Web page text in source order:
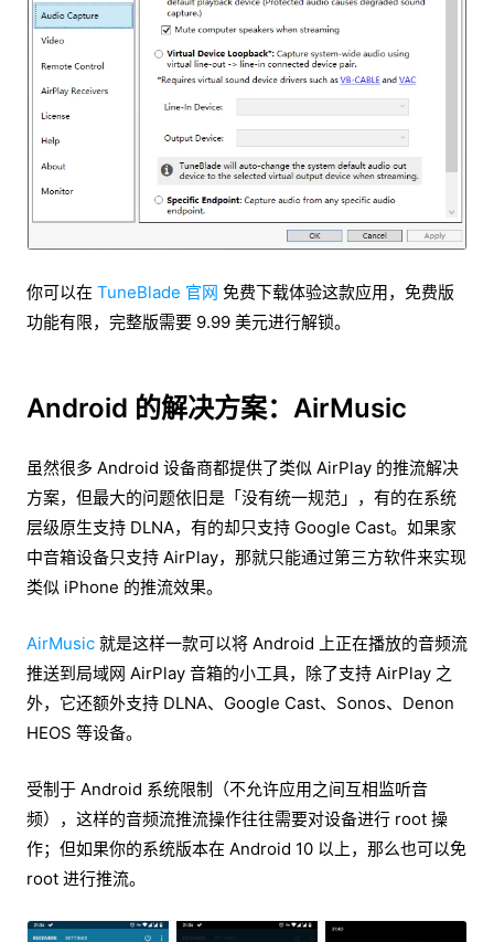
你可以在 TuneBlade 官网 免费下载体验这款应用，免费版
功能有限，完整版需要 9.99 美元进行解锁。
Android 的解决方案：AirMusic
虽然很多 Android 设备商都提供了类似 AirPlay 的推流解决
方案，但最大的问题依旧是「没有统一规范」，有的在系统
层级原生支持 DLNA，有的却只支持 Google Cast。如果家
中音箱设备只支持 AirPlay，那就只能通过第三方软件来实现
类似 iPhone 的推流效果。
AirMusic 就是这样一款可以将 Android 上正在播放的音频流
推送到局域网 AirPlay 音箱的小工具，除了支持 AirPlay 之
外，它还额外支持 DLNA、Google Cast、Sonos、Denon
HEOS 等设备。
受制于 Android 系统限制（不允许应用之间互相监听音
频），这样的音频流推流操作往往需要对设备进行 root 操
作；但如果你的系统版本在 Android 10 以上，那么也可以免
root 进行推流。